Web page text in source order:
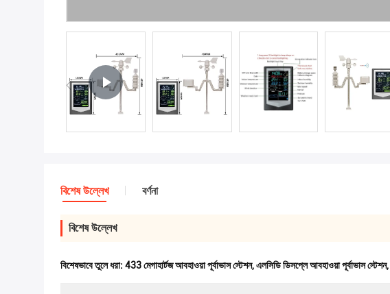
বিশেষ উল্লেখ বর্ণনা
বিশেষ উল্লেখ
বিশেষভাবে তুলে ধরা: 433 মেগাহার্টজ আবহাওয়া পূর্বাভাস স্টেশন,এলসিডি ডিসপ্লে আবহাওয়া পূর্বাভাস স্টেশন,